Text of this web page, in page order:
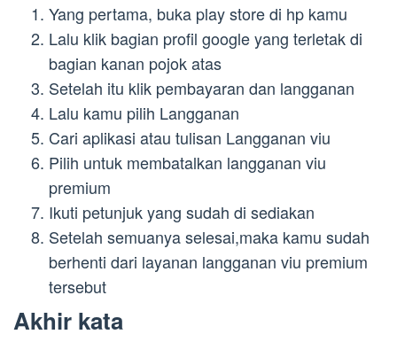
Yang pertama, buka play store di hp kamu
Lalu klik bagian profil google yang terletak di
bagian kanan pojok atas
Setelah itu klik pembayaran dan langganan
Lalu kamu pilih Langganan
Cari aplikasi atau tulisan Langganan viu
Pilih untuk membatalkan langganan viu
premium
Ikuti petunjuk yang sudah di sediakan
Setelah semuanya selesai,maka kamu sudah
berhenti dari layanan langganan viu premium
tersebut
Akhir kata